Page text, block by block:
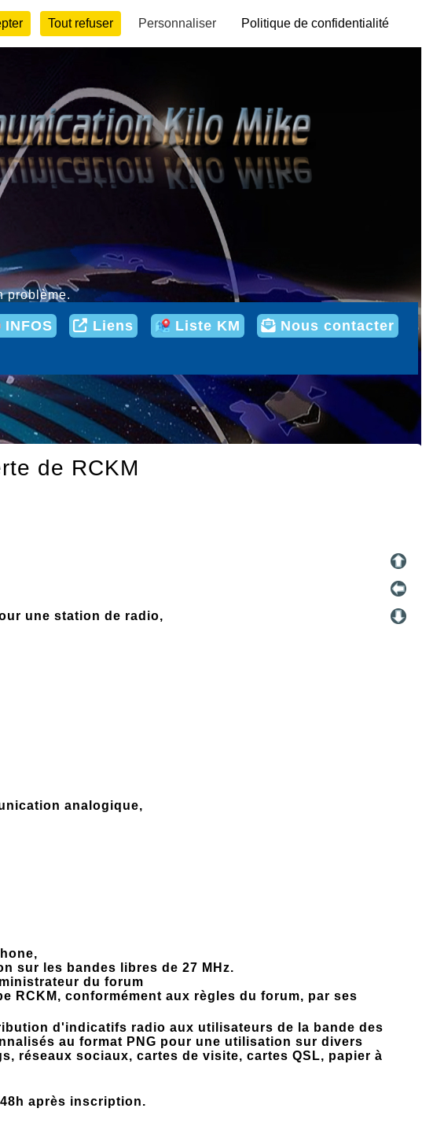
problème.
INFOS Liens Liste KM
Nous contacter
de RCKM
une station de radio,
analogique,
sur les bandes libres de 27 MHz.
du forum
RCKM, conformément aux règles du forum, par ses
d'indicatifs radio aux utilisateurs de la bande des
au format PNG pour une utilisation sur divers
réseaux sociaux, cartes de visite, cartes QSL, papier à
après inscription.
Tout refuser Personnaliser Politique de confidentialité